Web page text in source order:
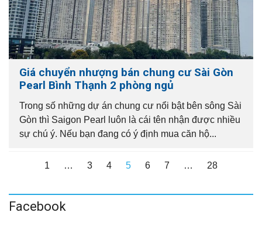
Giá chuyển nhượng bán chung cư Sài Gòn
Pearl Bình Thạnh 2 phòng ngủ
Trong số những dự án chung cư nổi bật bên sông Sài
Gòn thì Saigon Pearl luôn là cái tên nhận được nhiều
sự chú ý. Nếu bạn đang có ý định mua căn hộ...
1 … 3 4 5 6 7 … 28
Facebook